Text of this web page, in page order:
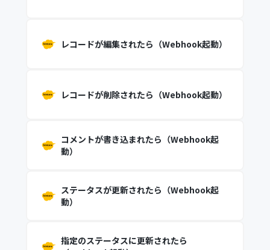
レコードが編集されたら（Webhook起動）
レコードが削除されたら（Webhook起動）
コメントが書き込まれたら（Webhook起
動）
ステータスが更新されたら（Webhook起
動）
指定のステータスに更新されたら